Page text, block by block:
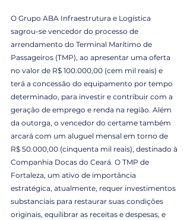
O Grupo ABA Infraestrutura e Logística
sagrou-se vencedor do processo de
arrendamento do Terminal Marítimo de
Passageiros (TMP), ao apresentar uma oferta
no valor de R$ 100.000,00 (cem mil reais) e
terá a concessão do equipamento por tempo
determinado, para investir e contribuir com a
geração de emprego e renda na região. Além
da outorga, o vencedor do certame também
arcará com um aluguel mensal em torno de
R$ 50.000,00 (cinquenta mil reais), destinado à
Companhia Docas do Ceará. O TMP de
Fortaleza, um ativo de importância
estratégica, atualmente, requer investimentos
substanciais para restaurar suas condições
originais, equilibrar as receitas e despesas, e